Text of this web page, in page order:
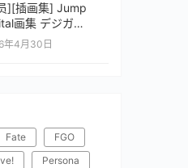
][插画集] Jump
画集 デジガ
1
年4月30日
Fate
FGO
Persona